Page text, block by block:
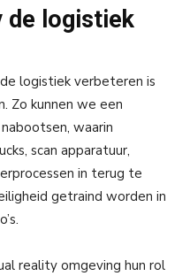
de logistiek
logistiek verbeteren is
Zo kunnen we een
waarin
scan apparatuur,
in terug te
getraind worden in
reality omgeving hun rol